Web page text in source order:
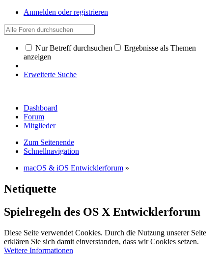
Anmelden oder registrieren
Nur Betreff durchsuchen
Ergebnisse als Themen
anzeigen
Erweiterte Suche
Dashboard
Forum
Mitglieder
Zum Seitenende
Schnellnavigation
macOS & iOS Entwicklerforum »
Netiquette
Spielregeln des OS X Entwicklerforum
Diese Seite verwendet Cookies. Durch die Nutzung unserer Seite
erklären Sie sich damit einverstanden, dass wir Cookies setzen.
Weitere Informationen